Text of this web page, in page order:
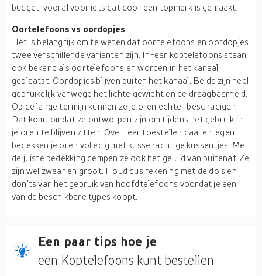
budget, vooral voor iets dat door een topmerk is gemaakt.
Oortelefoons vs oordopjes
Het is belangrijk om te weten dat oortelefoons en oordopjes
twee verschillende varianten zijn. In-ear koptelefoons staan
ook bekend als oortelefoons en worden in het kanaal
geplaatst. Oordopjes blijven buiten het kanaal. Beide zijn heel
gebruikelijk vanwege het lichte gewicht en de draagbaarheid.
Op de lange termijn kunnen ze je oren echter beschadigen.
Dat komt omdat ze ontworpen zijn om tijdens het gebruik in
je oren te blijven zitten. Over-ear toestellen daarentegen
bedekken je oren volledig met kussenachtige kussentjes. Met
de juiste bedekking dempen ze ook het geluid van buitenaf. Ze
zijn wel zwaar en groot. Houd dus rekening met de do's en
don'ts van het gebruik van hoofdtelefoons voordat je een
van de beschikbare types koopt.
Een paar tips hoe je
een Koptelefoons kunt bestellen